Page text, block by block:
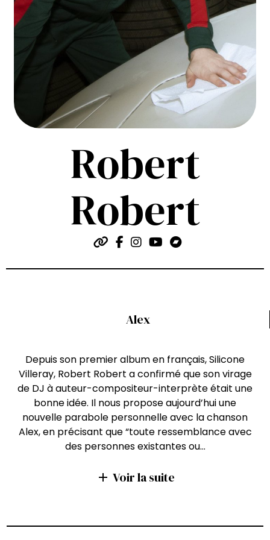
Robert
Robert
Alex
Depuis son premier album en français, Silicone
Villeray, Robert Robert a confirmé que son virage
de DJ à auteur-compositeur-interprète était une
bonne idée. Il nous propose aujourd’hui une
nouvelle parabole personnelle avec la chanson
Alex, en précisant que “toute ressemblance avec
des personnes existantes ou…
add Voir la suite